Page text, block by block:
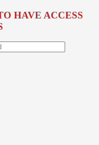
HAVE ACCESS